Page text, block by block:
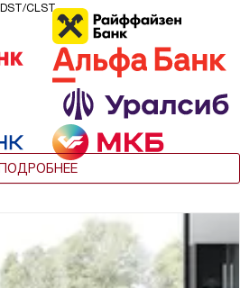
CLST
ПОДРОБНЕЕ